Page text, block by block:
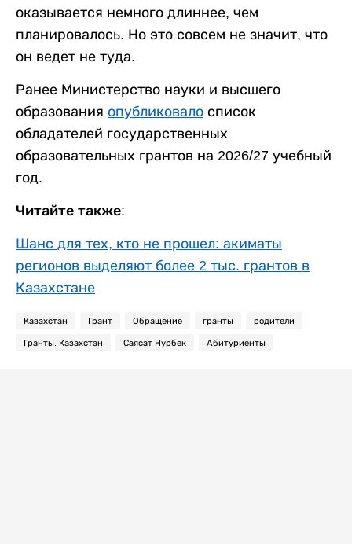
оказывается немного длиннее, чем
планировалось. Но это совсем не значит, что
он ведет не туда.
Ранее Министерство науки и высшего
образования опубликовало список
обладателей государственных
образовательных грантов на 2026/27 учебный
год.
Читайте также:
Шанс для тех, кто не прошел: акиматы
регионов выделяют более 2 тыс. грантов в
Казахстане
Казахстан Грант Обращение гранты родители
Гранты. Казахстан Саясат Нурбек Абитуриенты